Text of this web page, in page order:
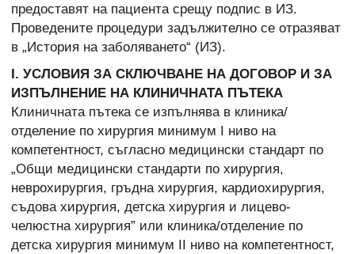
предоставят на пациента срещу подпис в ИЗ.
Проведените процедури задължително се отразяват
в „История на заболяването“ (ИЗ).
І. УСЛОВИЯ ЗА СКЛЮЧВАНЕ НА ДОГОВОР И ЗА
ИЗПЪЛНЕНИЕ НА КЛИНИЧНАТА ПЪТЕКА
Клиничната пътека се изпълнява в клиника/
отделение по хирургия минимум I ниво на
компетентност, съгласно медицински стандарт по
„Общи медицински стандарти по хирургия,
неврохирургия, гръдна хирургия, кардиохирургия,
съдова хирургия, детска хирургия и лицево-
челюстна хирургия” или клиника/отделение по
детска хирургия минимум II ниво на компетентност,